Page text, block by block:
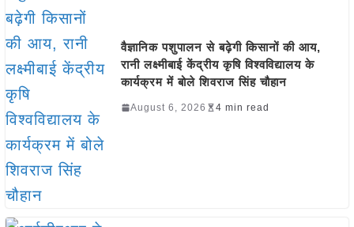
वैज्ञानिक पशुपालन से बढ़ेगी किसानों की आय,
रानी लक्ष्मीबाई केंद्रीय कृषि विश्वविद्यालय के
कार्यक्रम में बोले शिवराज सिंह चौहान
August 6, 2026 4 min read